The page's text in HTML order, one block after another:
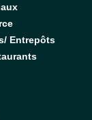
Entrepôts